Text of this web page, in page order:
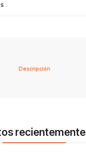
Descripción
recientemente